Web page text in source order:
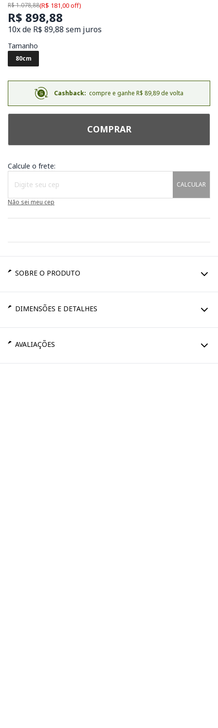
R$ 1.078,88(R$ 181,00 off)
R$ 898,88
10x de R$ 89,88 sem juros
Tamanho
80cm
Cashback: compre e ganhe R$ 89,89 de volta
COMPRAR
Calcule o frete:
CALCULAR
Não sei meu cep
SOBRE O PRODUTO
DIMENSÕES E DETALHES
AVALIAÇÕES